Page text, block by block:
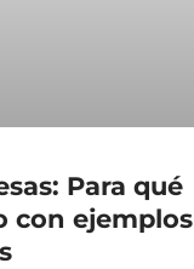
Para qué
con ejemplos